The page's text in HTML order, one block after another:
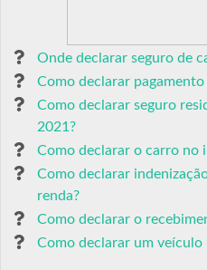
Onde declarar seguro de
Como declarar pagamento
Como declarar seguro
2021?
Como declarar o carro no
Como declarar
renda?
Como declarar o
Como declarar um veículo